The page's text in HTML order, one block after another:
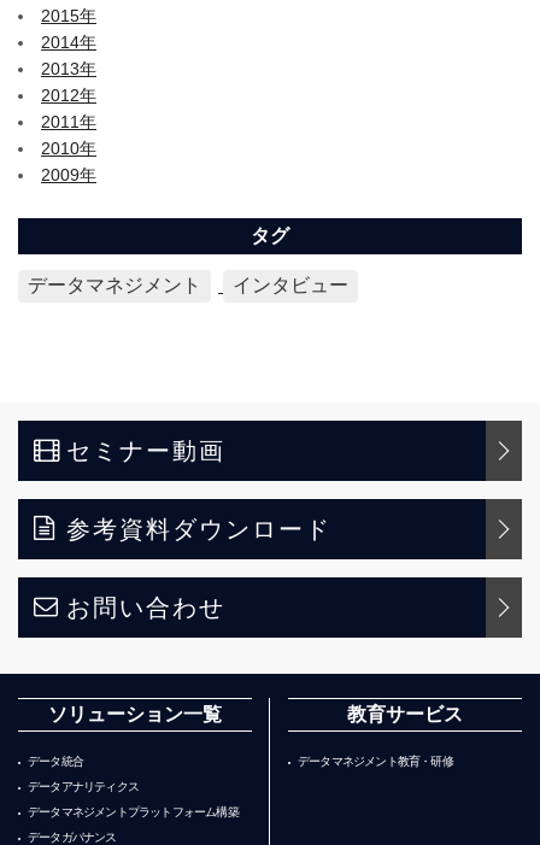
2015年
2014年
2013年
2012年
2011年
2010年
2009年
タグ
データマネジメント インタビュー
セミナー動画
参考資料ダウンロード
お問い合わせ
ソリューション一覧
データ統合
データアナリティクス
データマネジメントプラットフォーム構築
データガバナンス
教育サービス
データマネジメント教育・研修